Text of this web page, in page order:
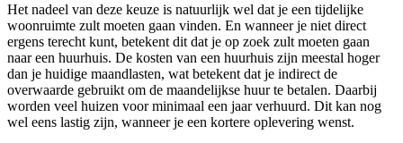
Het nadeel van deze keuze is natuurlijk wel dat je een tijdelijke
woonruimte zult moeten gaan vinden. En wanneer je niet direct
ergens terecht kunt, betekent dit dat je op zoek zult moeten gaan
naar een huurhuis. De kosten van een huurhuis zijn meestal hoger
dan je huidige maandlasten, wat betekent dat je indirect de
overwaarde gebruikt om de maandelijkse huur te betalen. Daarbij
worden veel huizen voor minimaal een jaar verhuurd. Dit kan nog
wel eens lastig zijn, wanneer je een kortere oplevering wenst.